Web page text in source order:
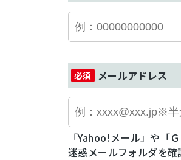
メールアドレス
「Yahoo!メール」や「
迷惑メールフォルダを確